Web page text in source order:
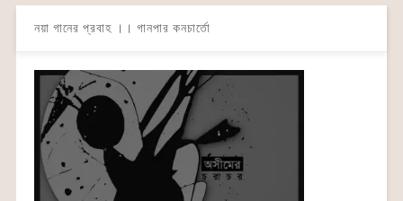
নয়া গানের প্রবাহ ।। গানপার কনচার্তো